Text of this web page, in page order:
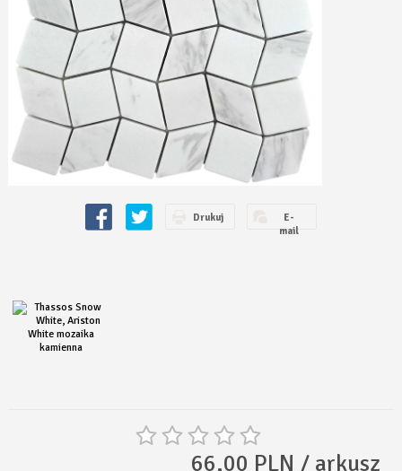
Drukuj
E-
mail
66,00 PLN / arkusz